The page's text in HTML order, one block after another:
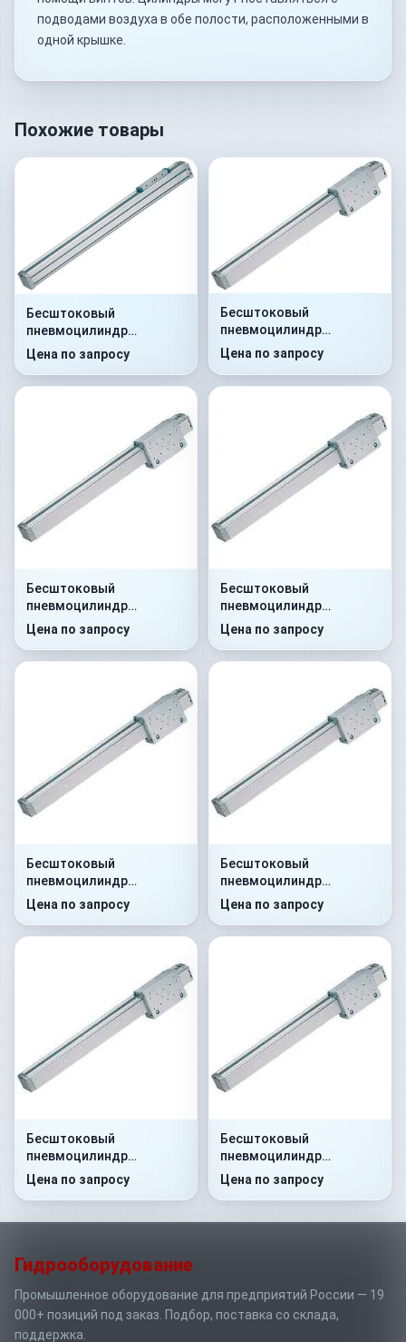
подводами воздуха в обе полости, расположенными в
одной крышке.
Похожие товары
Бесштоковый
пневмоцилиндр
52G2P25A0110
Цена по запросу
Бесштоковый
пневмоцилиндр
52G2C25A0100
Цена по запросу
Бесштоковый
пневмоцилиндр
52G8P25A0290
Цена по запросу
Бесштоковый
пневмоцилиндр
52G8C25A0105
Цена по запросу
Бесштоковый
пневмоцилиндр
52G2P32A0100
Цена по запросу
Бесштоковый
пневмоцилиндр
52G2C32A0250
Цена по запросу
Бесштоковый
пневмоцилиндр
52G8P32A0300
Цена по запросу
Бесштоковый
пневмоцилиндр
52G8C32A0350
Цена по запросу
Гидрооборудование
Промышленное оборудование для предприятий России — 19
000+ позиций под заказ. Подбор, поставка со склада,
поддержка.